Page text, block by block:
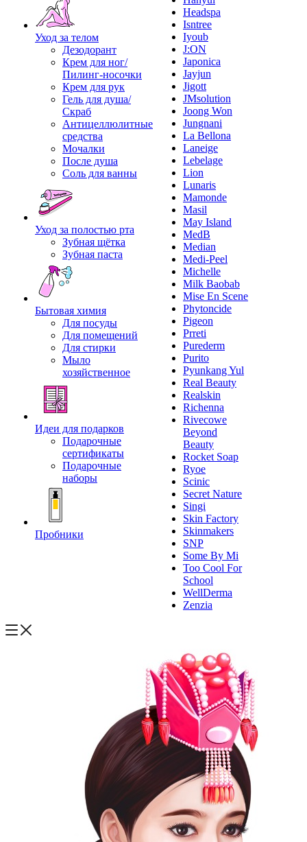
Уход за телом
Дезодорант
Крем для ног/
Пилинг-носочки
Крем для рук
Гель для душа/
Скраб
Антицеллюлитные
средства
Мочалки
После душа
Соль для ванны
Уход за полостью рта
Зубная щётка
Зубная паста
Бытовая химия
Для посуды
Для помещений
Для стирки
Мыло
хозяйственное
Идеи для подарков
Подарочные
сертификаты
Подарочные
наборы
Пробники
Headspa
Isntree
Iyoub
J:ON
Japonica
Jayjun
Jigott
JMsolution
Joong Won
Jungnani
La Bellona
Laneige
Lebelage
Lion
Lunaris
Mamonde
Masil
May Island
MedB
Median
Medi-Peel
Michelle
Milk Baobab
Mise En Scene
Phytoncide
Pigeon
Prreti
Purederm
Purito
Pyunkang Yul
Real Beauty
Realskin
Richenna
Rivecowe
Beyond
Beauty
Rocket Soap
Ryoe
Scinic
Secret Nature
Singi
Skin Factory
Skinmakers
SNP
Some By Mi
Too Cool For
School
WellDerma
Zenzia